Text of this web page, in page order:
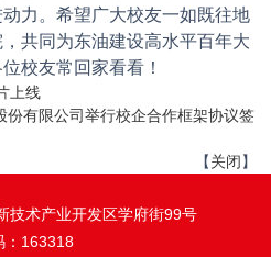
力。希望广大校友一如既往地
共同为东油建设高水平百年大
校友常回家看看！
上线
份有限公司举行校企合作框架协议签
【关闭】
技术产业开发区学府街99号
：163318